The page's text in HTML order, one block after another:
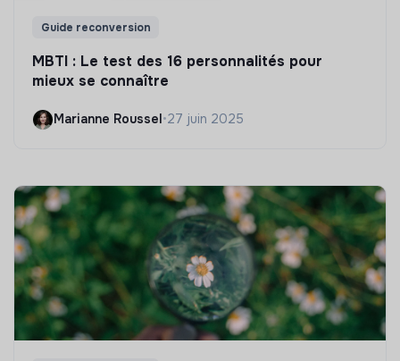
Guide reconversion
MBTI : Le test des 16 personnalités pour
mieux se connaître
Marianne Roussel•27 juin 2025